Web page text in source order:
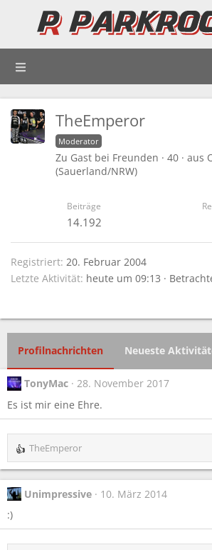
TheEmperor
Moderator
Zu Gast bei Freunden · 40 · aus
(Sauerland/NRW)
Beiträge
14.192
Registriert 20. Februar 2004
Letzte Aktivität heute um 09:13 ·
Profilnachrichten Neueste
TonyMac
28. November 2017
Es ist mir eine Ehre.
R
e
a
k
t
o
n
TheEmperor
Unimpressive
10. März 2014
:)